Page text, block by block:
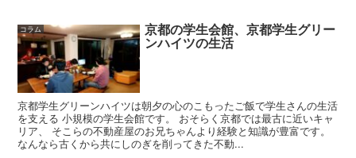
コラム 京都の学生会館、京都学生グリー
ンハイツの生活
京都学生グリーンハイツは朝夕の心のこもったご飯で学生さんの生活
を支える 小規模の学生会館です。 おそらく京都では最古に近いキャ
リア、 そこらの不動産屋のお兄ちゃんより経験と知識が豊富です。
なんなら古くから共にしのぎを削ってきた不動...